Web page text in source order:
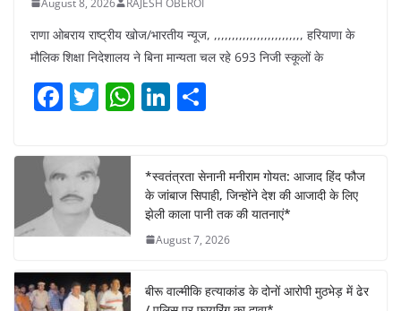
राणा ओबराय राष्ट्रीय खोज/भारतीय न्यूज, ,,,,,,,,,,,,,,,,,,,,,,,,, हरियाणा के
मौलिक शिक्षा निदेशालय ने बिना मान्यता चल रहे 693 निजी स्कूलों के
F
c
e
b
o
o
k
T
itt
er
W
s
A
p
Li
e
dI
n
e
*स्वतंत्रता सेनानी मनीराम गोयत: आजाद हिंद फौज
के जांबाज सिपाही, जिन्होंने देश की आजादी के लिए
झेली काला पानी तक की यातनाएं*
August 7, 2026
बीरू वाल्मीकि हत्याकांड के दोनों आरोपी मुठभेड़ में ढेर